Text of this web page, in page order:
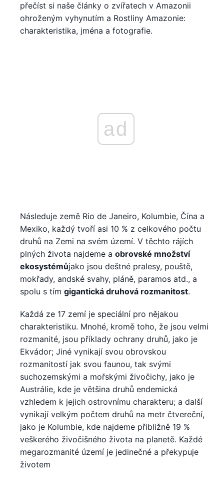
přečíst si naše články o zvířatech v Amazonii
ohroženým vyhynutím a Rostliny Amazonie:
charakteristika, jména a fotografie.
ad
Následuje země Rio de Janeiro, Kolumbie, Čína a
Mexiko, každý tvoří asi 10 % z celkového počtu
druhů na Zemi na svém území. V těchto rájích
plných života najdeme a obrovské množství
ekosystémůjako jsou deštné pralesy, pouště,
mokřady, andské svahy, pláně, paramos atd., a
spolu s tím gigantická druhová rozmanitost.
Každá ze 17 zemí je speciální pro nějakou
charakteristiku. Mnohé, kromě toho, že jsou velmi
rozmanité, jsou příklady ochrany druhů, jako je
Ekvádor; Jiné vynikají svou obrovskou
rozmanitostí jak svou faunou, tak svými
suchozemskými a mořskými živočichy, jako je
Austrálie, kde je většina druhů endemická
vzhledem k jejich ostrovnímu charakteru; a další
vynikají velkým počtem druhů na metr čtvereční,
jako je Kolumbie, kde najdeme přibližně 19 %
veškerého živočišného života na planetě. Každé
megarozmanité území je jedinečné a překypuje
životem